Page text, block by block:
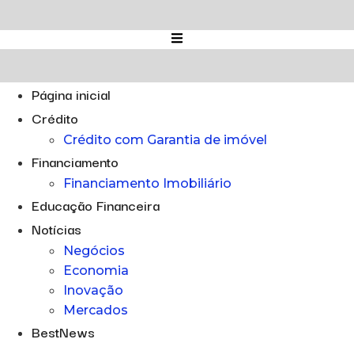
para
o
Página inicial
Crédito
Crédito com Garantia de imóvel
Financiamento
Financiamento Imobiliário
Educação Financeira
Notícias
Negócios
Economia
Inovação
Mercados
BestNews